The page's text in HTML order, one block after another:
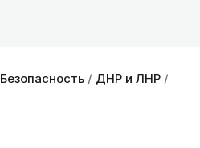
Безопасность / ДНР и ЛНР /